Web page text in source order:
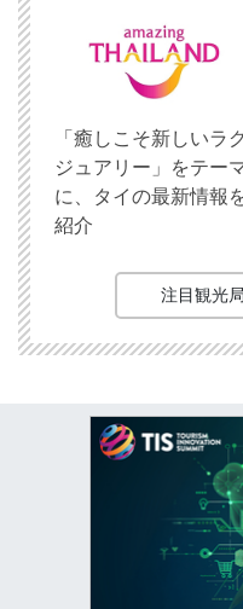
「癒しこそ新しいラ
ジュアリー」をテー
に、タイの最新情報
紹介
注目観光